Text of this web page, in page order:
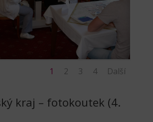
1 2 3 4 Další
kraj – fotokoutek (4.